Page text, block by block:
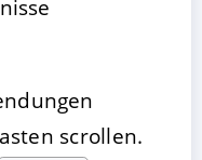
scrollen.